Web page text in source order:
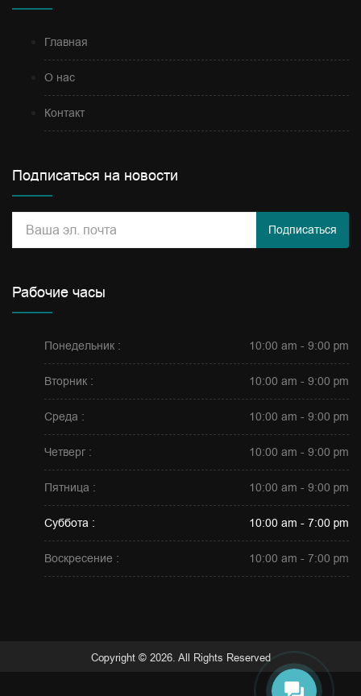
Главная
О нас
Контакт
Подписаться на новости
Подписаться
Рабочие часы
Понедельник : 10:00 am - 9:00 pm
Вторник : 10:00 am - 9:00 pm
Среда : 10:00 am - 9:00 pm
Четверг : 10:00 am - 9:00 pm
Пятница : 10:00 am - 9:00 pm
Суббота : 10:00 am - 7:00 pm
Воскресение : 10:00 am - 7:00 pm
Copyright © 2026. All Rights Reserved